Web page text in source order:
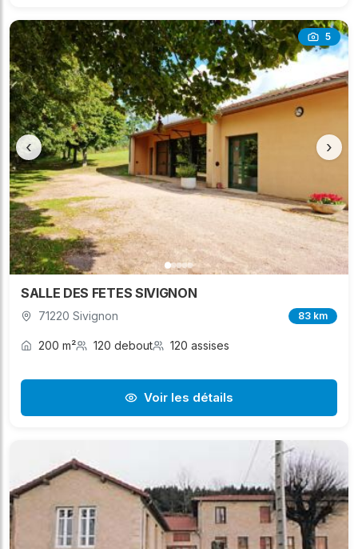
5
‹ ›
SALLE DES FETES SIVIGNON
71220 Sivignon 83 km
200 m² 120 debout 120 assises
Voir les détails